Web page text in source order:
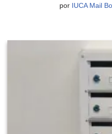
por IUCA Mail